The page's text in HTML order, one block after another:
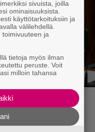
jäänyt
spraypullo
ei kiinnosta
sivuista, joilla
ominaisuuksista.
käyttötarkoituksiin ja
välilehdellä.
toimivuuteen ja
tietoja myös ilman
peruste. Voit
milloin tahansa